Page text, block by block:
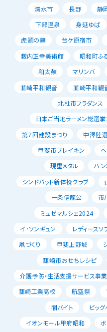
清水市
長野 静
下部温泉
身延ゆば
虎頭の舞
台ケ原宿市
薮内正幸美術館
昭和町ふ
和太鼓
マリンバ
韮崎平和観音
韮崎平和観
北杜市フラダンス
日本ご当地ラーメン総選
第７回建設まつり
中澤陸
甲斐市ブレイキン
現璽メタル
ハン
シンドバット新体操クラブ
一条信龍公
市
ミュゼマルシェ2024
イ･ソンギュン
レディース
凧づくり
甲斐上野城
韮崎市おせちレシピ
介護予防・生活支援サービス事
韮崎工業高校
航空祭
闇バイト
ビッ
イオンモール甲府昭和